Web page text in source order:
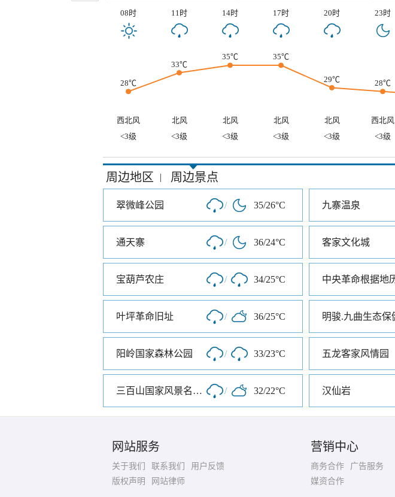
08时 11时 14时 17时 20时 23时
28℃
33℃
35℃ 35℃
29℃ 28℃
西北风 北风 北风 北风 北风 西北风
<3级
<3级 <3级 <3级 <3级 <3级
周边地区 | 周边景点
翠微峰公园 / 35/26°C 九寨温泉
通天寨 / 36/24°C 客家文化城
宝葫芦农庄 / 34/25°C
叶坪革命旧址 / 36/25°C
阳岭国家森林公园 / 33/23°C 五龙客家风情园
三百山国家风景名胜区 / 32/22°C 汉仙岩
网站服务
关于我们 联系我们
用户反馈
版权声明
网站律师
营销中心
商务合作
广告服务
媒资合作